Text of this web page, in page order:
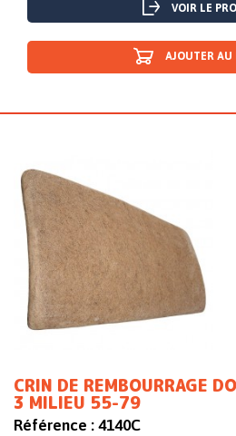
VOIR LE
AJOUTER AU
CRIN DE REMBOURRAGE
3 MILIEU 55-79
Référence : 4140C